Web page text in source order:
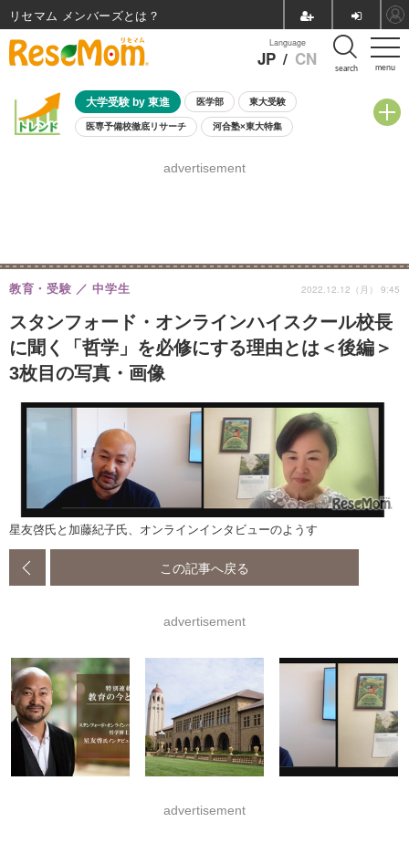
menu
Language
JP / CN search
大学受験 by 東進 医学部 東大受験
医専予備校徹底リサーチ 河合塾×東大特集
8月開催学校説明会・相談会
advertisement
スタンフォード・オンラインハイスクール校長
に聞く「哲学」を必修にする理由とは＜後編＞
3枚目の写真・画像
教育・受験 中学生 2022.12.12（月） 9:45
星友啓氏と加藤紀子氏、オンラインインタビューのようす
この記事へ戻る
advertisement
advertisement
リセマム メンバーズ